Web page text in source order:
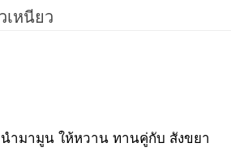
หนียว
ำมามูน ให้หวาน ทานคู่กับ สังขยา